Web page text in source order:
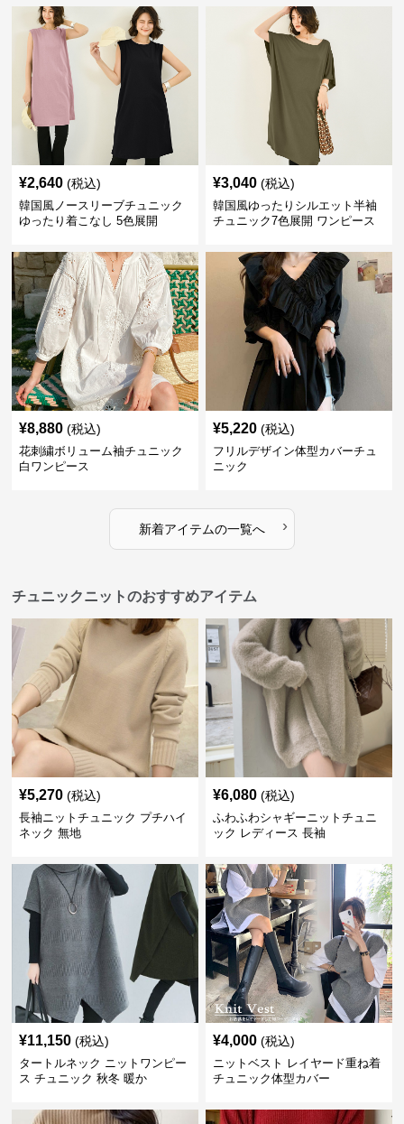
¥2,640 (税込)
韓国風ノースリーブチュニック
ゆったり着こなし 5色展開
¥3,040 (税込)
韓国風ゆったりシルエット半袖
チュニック7色展開 ワンピース
¥8,880 (税込)
花刺繍ボリューム袖チュニック
白ワンピース
¥5,220 (税込)
フリルデザイン体型カバーチュ
ニック
新着アイテムの一覧へ ›
チュニックニットのおすすめアイテム
¥5,270 (税込)
長袖ニットチュニック プチハイ
ネック 無地
¥6,080 (税込)
ふわふわシャギーニットチュニ
ック レディース 長袖
¥11,150 (税込)
タートルネック ニットワンピー
ス チュニック 秋冬 暖か
¥4,000 (税込)
ニットベスト レイヤード重ね着
チュニック体型カバー